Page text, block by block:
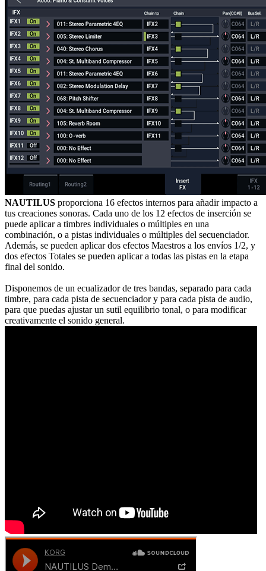
NAUTILUS proporciona 16 efectos internos para añadir impacto a
tus creaciones sonoras. Cada uno de los 12 efectos de inserción se
puede aplicar a timbres individuales o múltiples en una
combinación, o a pistas individuales o múltiples del secuenciador.
Además, se pueden aplicar dos efectos Maestros a los envíos 1/2, y
dos efectos Totales se pueden aplicar a todas las pistas en la etapa
final del sonido.
Disponemos de un ecualizador de tres bandas, separado para cada
timbre, para cada pista de secuenciador y para cada pista de audio,
para que puedas ajustar un sutil equilibrio tonal, o para modificar
creativamente el sonido general.